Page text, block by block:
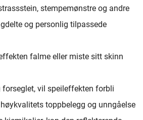
stempemønstre og andre
og personlig tilpassede
falme eller miste sitt skinn
forseglet, vil speileffekten forbli
toppbelegg og unngåelse